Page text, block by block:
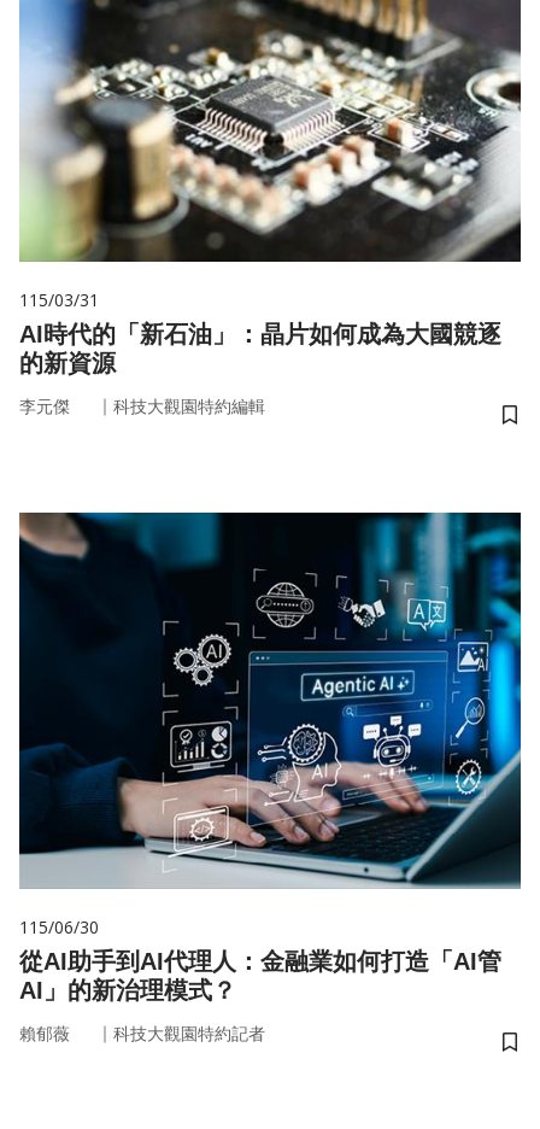
115/03/31
AI時代的「新石油」：晶片如何成為大國競逐
的新資源
李元傑 ｜ 科技大觀園特約編輯
儲
115/06/30
從AI助手到AI代理人：金融業如何打造「AI管
AI」的新治理模式？
賴郁薇 ｜ 科技大觀園特約記者
儲